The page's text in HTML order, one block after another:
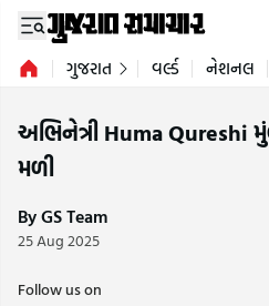
ગુજરાત વર્લ્ડ નેશનલ
અભિનેત્રી Huma Qureshi
મળી
By GS Team
25 Aug 2025
Follow us on